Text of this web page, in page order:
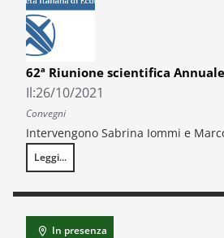
62ª Riunione scientifica Annuale
Il:26/10/2021
Convegni
Intervengono Sabrina Iommi e
Leggi...
62ª Riunione scientifica Annuale SIE
In presenza